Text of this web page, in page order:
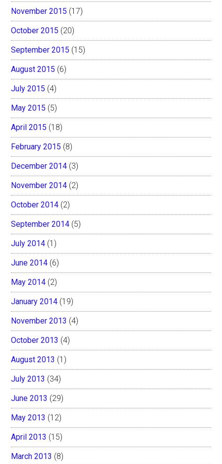
November 2015 (17)
October 2015 (20)
September 2015 (15)
August 2015 (6)
July 2015 (4)
May 2015 (5)
April 2015 (18)
February 2015 (8)
December 2014 (3)
November 2014 (2)
October 2014 (2)
September 2014 (5)
July 2014 (1)
June 2014 (6)
May 2014 (2)
January 2014 (19)
November 2013 (4)
October 2013 (4)
August 2013 (1)
July 2013 (34)
June 2013 (29)
May 2013 (12)
April 2013 (15)
March 2013 (8)